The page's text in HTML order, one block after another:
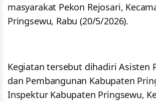
masyarakat Pekon Rejosari,
Pringsewu, Rabu (20/5/2026).
Kegiatan tersebut dihadiri Asisten
dan Pembangunan Kabupaten
Inspektur Kabupaten Pringsewu,